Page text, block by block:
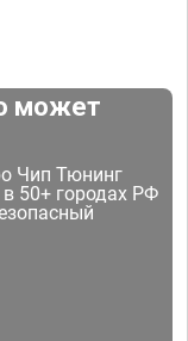
может
Чип Тюнинг
50+ городах РФ